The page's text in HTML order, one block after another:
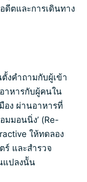
ดีตและการเดินทาง
งคำถามกับผู้เข้า
าหารกับผู้คนใน
ง ผ่านอาหารที่
มมอนนิ่ง’ (Re-
ให้ทดลอง
และสำรวจ
แปลงนััน